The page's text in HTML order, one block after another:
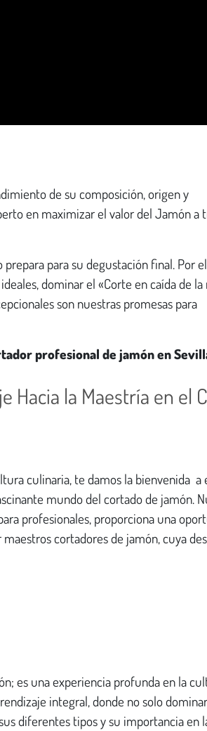
de su composición, origen y
en maximizar el valor del Jamón a
para su degustación final. Por
dominar el «Corte en caída de la
son nuestras promesas para
profesional de jamón en
Hacia la Maestría en el
culinaria, te damos la bienvenida a
mundo del cortado de jamón.
profesionales, proporciona una
cortadores de jamón, cuya
es una experiencia profunda en la
integral, donde no solo
diferentes tipos y su importancia en